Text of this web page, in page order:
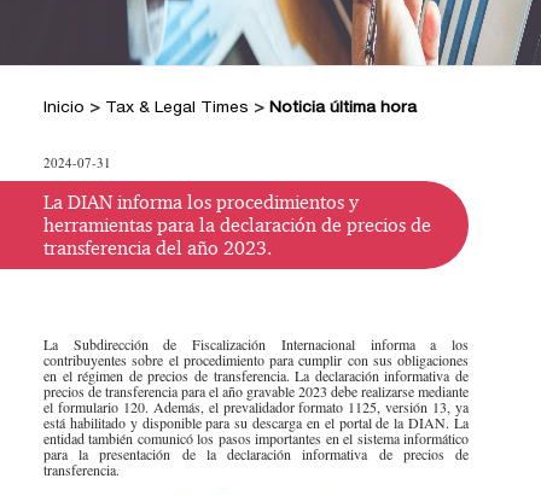
Convenios para evitar la doble
imposición
Estatuto Contable
Comprar
2026
Anteriores
2023
2022
2021
2019
2018
2017
activación
Instructivo
consulta App
consulta Web
Tax & Legal Times * +
Personas naturales, Tributación
Impuestos Territoriales, Litigios,
Regimen SIMPLE
Derecho corporativo, Comercio exterior,
patrimonio y precios de la transferencia
IVA, Impuesto nacional al consumo GMF
y otros tributos
Boletines /Newsletter /信息推送
Especiales Reforma Tributaria
Servicios tributarios
PwC Colombia
Inicio > Tax & Legal Times > Noticia última hora
2024-07-31
La DIAN informa los procedimientos y
herramientas para la declaración de precios de
transferencia del año 2023.
La Subdirección de Fiscalización Internacional informa a los
contribuyentes sobre el procedimiento para cumplir con sus obligaciones
en el régimen de precios de transferencia. La declaración informativa de
precios de transferencia para el año gravable 2023 debe realizarse mediante
el formulario 120. Además, el prevalidador formato 1125, versión 13, ya
está habilitado y disponible para su descarga en el portal de la DIAN. La
entidad también comunicó los pasos importantes en el sistema informático
para la presentación de la declaración informativa de precios de
transferencia.